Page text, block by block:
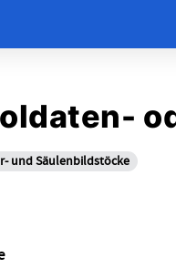
und Säulenbildstöcke